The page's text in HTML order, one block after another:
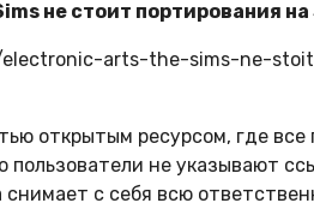
не стоит портирования
arts-the-sims-ne-
открытым ресурсом, где
пользователи не указывают
с себя всю